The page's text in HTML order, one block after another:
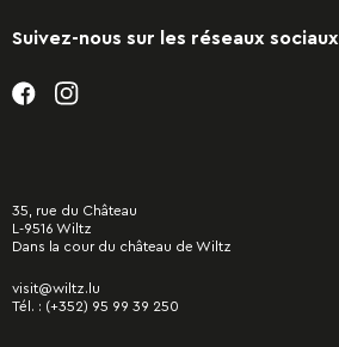
Suivez-nous sur les réseaux sociaux
35, rue du Château
L-9516 Wiltz
Dans la cour du château de Wiltz
visit@wiltz.lu
Tél. : (+352) 95 99 39 250